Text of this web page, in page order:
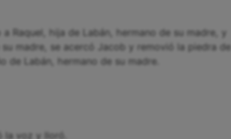
Raquel, hija de Labán, hermano de su madre, y
madre, se acercó Jacob y removió la piedra de
de Labán, hermano de su madre.
la voz y lloró.